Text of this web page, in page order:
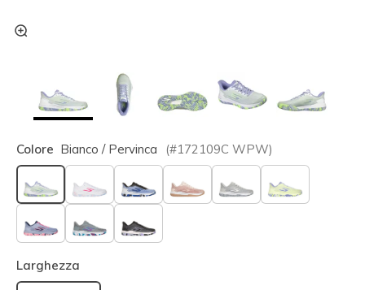
Colore Bianco / Pervinca (#172109C WPW)
selezionato
Larghezza